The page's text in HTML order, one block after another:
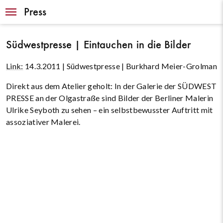
Press
Südwestpresse | Eintauchen in die Bilder
Link: 14.3.2011 | Südwestpresse | Burkhard Meier-Grolman
Direkt aus dem Atelier geholt: In der Galerie der SÜDWEST
PRESSE an der Olgastraße sind Bilder der Berliner Malerin
Ulrike Seyboth zu sehen – ein selbstbewusster Auftritt mit
assoziativer Malerei.